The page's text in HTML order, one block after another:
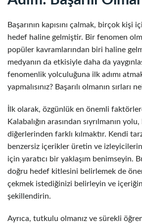
Başarının kapısını çalmak, birçok kişi
hedef haline gelmiştir. Bir fenomen
popüler kavramlarından biri haline
medyanın da etkisiyle daha da
fenomenlik yolculuğuna ilk adımı
yapmalısınız? Başarılı olmanın sırları
İlk olarak, özgünlük en önemli
Kalabalığın arasından sıyrılmanın
diğerlerinden farklı kılmaktır. Kendi
benzersiz içerikler üretin ve
için yaratıcı bir yaklaşım benimseyin.
doğru hedef kitlesini belirlemek de
çekmek istediğinizi belirleyin ve
şekillendirin.
Ayrıca, tutkulu olmanız ve sürekli